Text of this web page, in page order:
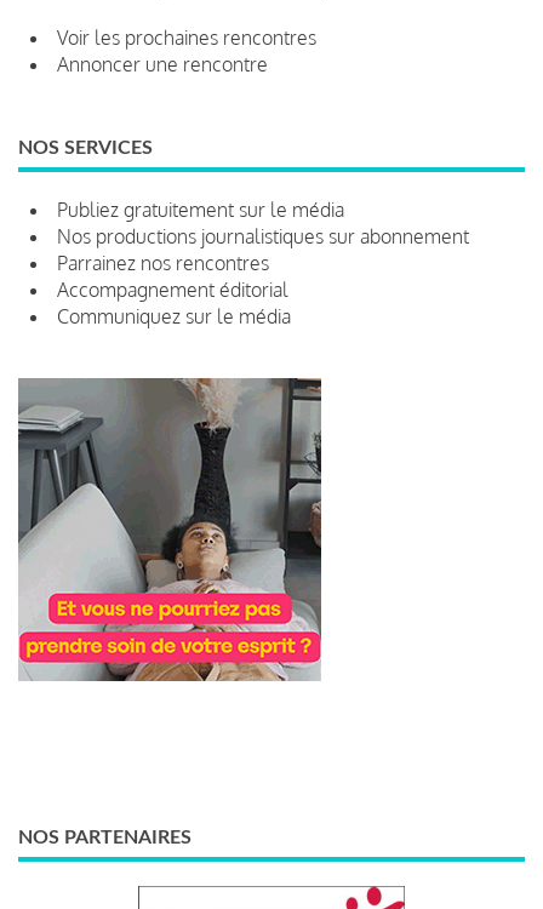
Voir les prochaines rencontres
Annoncer une rencontre
NOS SERVICES
Publiez gratuitement sur le média
Nos productions journalistiques sur abonnement
Parrainez nos rencontres
Accompagnement éditorial
Communiquez sur le média
NOS PARTENAIRES